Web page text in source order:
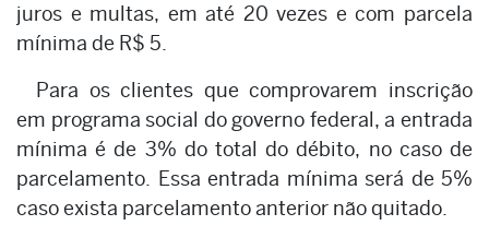
juros e multas, em até 20 vezes e com parcela
mínima de R$ 5.
Para os clientes que comprovarem inscrição
em programa social do governo federal, a entrada
mínima é de 3% do total do débito, no caso de
parcelamento. Essa entrada mínima será de 5%
caso exista parcelamento anterior não quitado.